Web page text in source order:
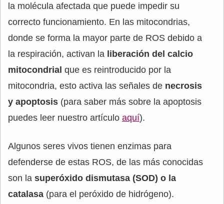
la molécula afectada que puede impedir su
correcto funcionamiento. En las mitocondrias,
donde se forma la mayor parte de ROS debido a
la respiración, activan la liberación del calcio
mitocondrial que es reintroducido por la
mitocondria, esto activa las señales de necrosis
y apoptosis (para saber más sobre la apoptosis
puedes leer nuestro artículo aquí).
Algunos seres vivos tienen enzimas para
defenderse de estas ROS, de las más conocidas
son la superóxido dismutasa (SOD) o la
catalasa (para el peróxido de hidrógeno).